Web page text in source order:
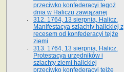
przeciwko konfederacyi tegoż
dnia w Haliczu zawiązanej
312. 1764, 13 sierpnia, Halicz.
Manifestacya szlachty halickiej z
recesem od konfederacyi tejże
ziemi
313. 1764, 13 sierpnia, Halicz.
Protestacya urzędników i
szlachty ziemi halickiej
przeciwko konfederacyi tejże